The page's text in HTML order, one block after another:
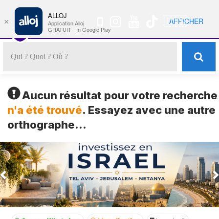
🇺🇸 Nav
Aucun résultat pour votre recherche
n'a été trouvé. Essayez avec une autre
orthographe...
Previous
×
ALLOJ
Application Alloj
GRATUIT - In Google Play
AFFICHER